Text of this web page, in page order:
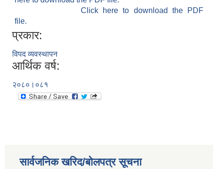
Click here to download the PDF
file.
प्रकार:
विपद व्यवस्थापन
आर्थिक वर्ष:
२०८०।०८१
सार्वजनिक खरिद/बोलपत्र सूचना